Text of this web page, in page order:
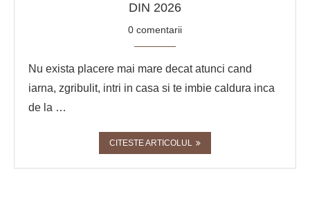
DIN 2026
0 comentarii
Nu exista placere mai mare decat atunci cand
iarna, zgribulit, intri in casa si te imbie caldura inca
de la …
CITESTE ARTICOLUL